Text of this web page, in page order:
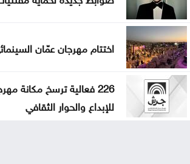
اختتام مهرجان عمّان
226 فعالية ترسخ
للإبداع والحوار الثقافي